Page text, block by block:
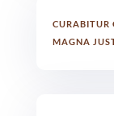
CURABITUR
MAGNA